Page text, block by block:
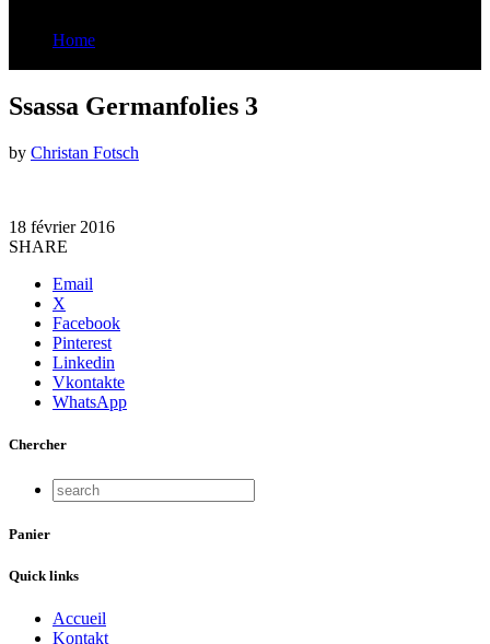
Home
Ssassa Germanfolies 3
by Christan Fotsch
18 février 2016
SHARE
Email
X
Facebook
Pinterest
Linkedin
Vkontakte
WhatsApp
Chercher
Panier
Quick links
Accueil
Kontakt